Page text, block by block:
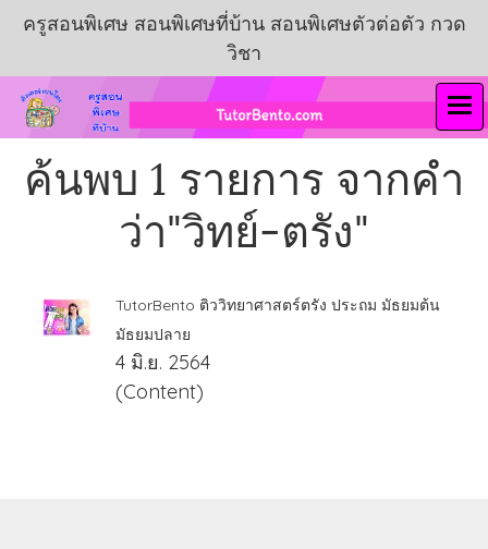
ครูสอนพิเศษ สอนพิเศษที่บ้าน สอนพิเศษตัวต่อตัว กวด
วิชา
ค้นพบ 1 รายการ จากคำ
ว่า"วิทย์-ตรัง"
TutorBento ติววิทยาศาสตร์ตรัง ประถม มัธยมต้น
มัธยมปลาย
4 มิ.ย. 2564
(Content)